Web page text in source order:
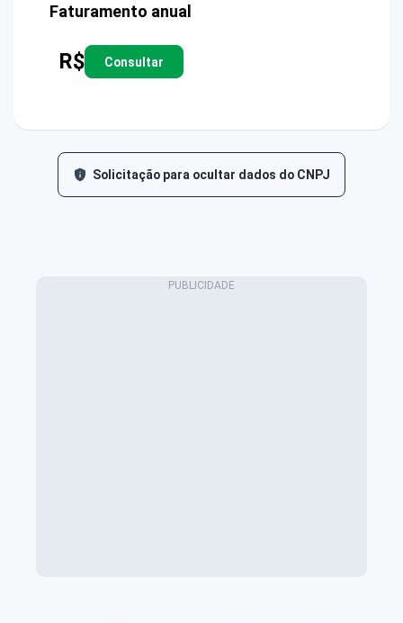
Faturamento anual
R$ Consultar
Solicitação para ocultar dados do CNPJ